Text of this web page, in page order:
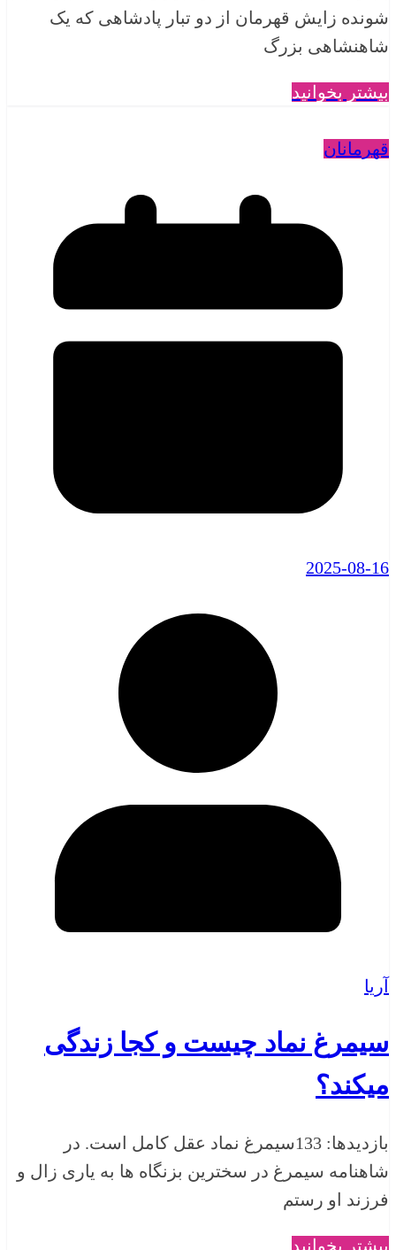
شونده زایش قهرمان از دو تبار پادشاهی که یک
شاهنشاهی بزرگ
بیشتر بخوانید
قهرمانان
2025-08-16
آریا
سیمرغ نماد چیست و کجا زندگی
میکند؟
بازدیدها: 133سیمرغ نماد عقل کامل است. در
شاهنامه سیمرغ در سخترین بزنگاه ها به یاری زال و
فرزند او رستم
بیشتر بخوانید